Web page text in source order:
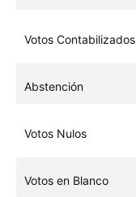
Votos Contabilizados
Abstención
Votos Nulos
Votos en Blanco